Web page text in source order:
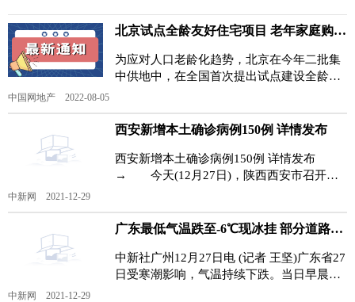
北京试点全龄友好住宅项目 老年家庭购房首付最低35%
为应对人口老龄化趋势，北京在今年二批集
中供地中，在全国首次提出试点建设全龄友
中国网地产 2022-08-05
西安新增本土确诊病例150例 详情发布
西安新增本土确诊病例150例 详情发布
→ 今天(12月27日)，陕西西安市召开新
中新网 2021-12-29
广东最低气温跌至-6℃现冰挂 部分道路及海上交通受影响
中新社广州12月27日电 (记者 王坚)广东省27
日受寒潮影响，气温持续下跌。当日早晨，
中新网 2021-12-29